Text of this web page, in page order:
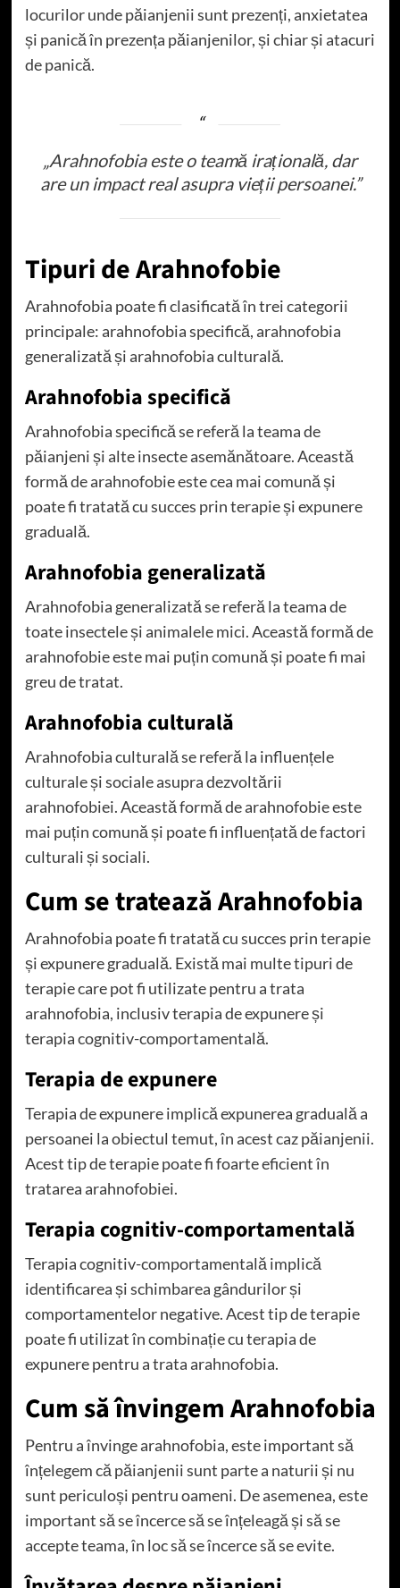
locurilor unde păianjenii sunt prezenți, anxietatea
și panică în prezența păianjenilor, și chiar și atacuri
de panică.
„Arahnofobia este o teamă irațională, dar
are un impact real asupra vieții persoanei.”
Tipuri de Arahnofobie
Arahnofobia poate fi clasificată în trei categorii
principale: arahnofobia specifică, arahnofobia
generalizată și arahnofobia culturală.
Arahnofobia specifică
Arahnofobia specifică se referă la teama de
păianjeni și alte insecte asemănătoare. Această
formă de arahnofobie este cea mai comună și
poate fi tratată cu succes prin terapie și expunere
graduală.
Arahnofobia generalizată
Arahnofobia generalizată se referă la teama de
toate insectele și animalele mici. Această formă de
arahnofobie este mai puțin comună și poate fi mai
greu de tratat.
Arahnofobia culturală
Arahnofobia culturală se referă la influențele
culturale și sociale asupra dezvoltării
arahnofobiei. Această formă de arahnofobie este
mai puțin comună și poate fi influențată de factori
culturali și sociali.
Cum se tratează Arahnofobia
Arahnofobia poate fi tratată cu succes prin terapie
și expunere graduală. Există mai multe tipuri de
terapie care pot fi utilizate pentru a trata
arahnofobia, inclusiv terapia de expunere și
terapia cognitiv-comportamentală.
Terapia de expunere
Terapia de expunere implică expunerea graduală a
persoanei la obiectul temut, în acest caz păianjenii.
Acest tip de terapie poate fi foarte eficient în
tratarea arahnofobiei.
Terapia cognitiv-comportamentală
Terapia cognitiv-comportamentală implică
identificarea și schimbarea gândurilor și
comportamentelor negative. Acest tip de terapie
poate fi utilizat în combinație cu terapia de
expunere pentru a trata arahnofobia.
Cum să învingem Arahnofobia
Pentru a învinge arahnofobia, este important să
înțelegem că păianjenii sunt parte a naturii și nu
sunt periculoși pentru oameni. De asemenea, este
important să se încerce să se înțeleagă și să se
accepte teama, în loc să se încerce să se evite.